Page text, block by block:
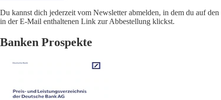
Du kannst dich jederzeit vom Newsletter abmelden, in dem du auf den
in der E-Mail enthaltenen Link zur Abbestellung klickst.
Banken Prospekte